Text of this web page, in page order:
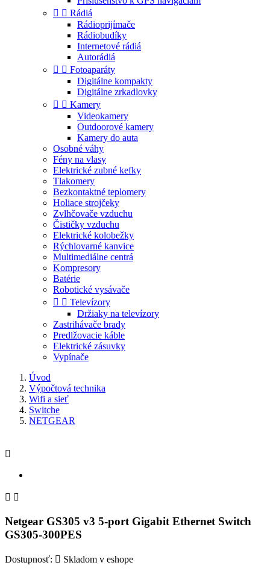
  Rádiá
Rádioprijímače
Rádiobudíky
Internetové rádiá
Autorádiá
  Fotoaparáty
Digitálne kompakty
Digitálne zrkadlovky
  Kamery
Videokamery
Outdoorové kamery
Kamery do auta
Osobné váhy
Fény na vlasy
Elektrické zubné kefky
Tlakomery
Bezkontaktné teplomery
Holiace strojčeky
Zvlhčovače vzduchu
Čističky vzduchu
Elektrické kolobežky
Rýchlovarné kanvice
Multimediálne centrá
Kompresory
Batérie
Robotické vysávače
  Televízory
Držiaky na televízory
Zastrihávače brady
Predlžovacie káble
Elektrické zásuvky
Vypínače
Úvod
Výpočtová technika
Wifi a sieť
Switche
NETGEAR

 
Netgear GS305 v3 5-port Gigabit Ethernet Switch
GS305-300PES
Dostupnosť:  Skladom v eshope